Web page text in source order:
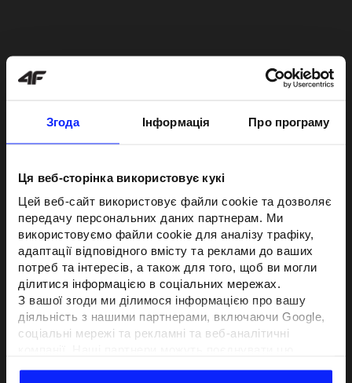
Згода Інформація Про програму
Ця веб-сторінка використовує кукі
Цей веб-сайт використовує файли cookie та дозволяє
передачу персональних даних партнерам. Ми
використовуємо файли cookie для аналізу трафіку,
адаптації відповідного вмісту та реклами до ваших
потреб та інтересів, а також для того, щоб ви могли
ділитися інформацією в соціальних мережах.
З вашої згоди ми ділимося інформацією про вашу
діяльність з нашими партнерами, включаючи Google,
соціальні мережі та рекламні та веб-аналітичні